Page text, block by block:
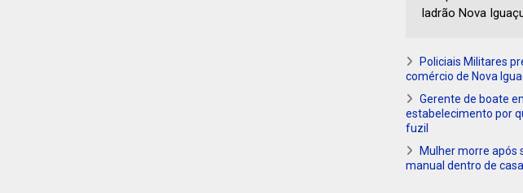
ladrão Nova
Policiais Militares
comércio de Nova
Gerente de boate
estabelecimento por
fuzil
Mulher morre após
manual dentro de